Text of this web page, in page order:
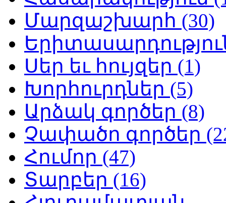
Մարզաշխարհ (30)
Սեր եւ հույզեր (1)
Խորհուրդներ (5)
Արձակ գործեր (8)
Չափածո գործեր
Հումոր (47)
Տարբեր (16)